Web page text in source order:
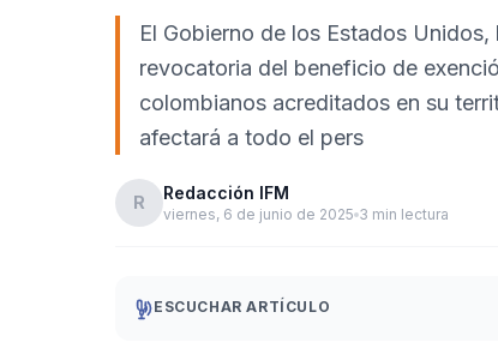
El Gobierno de los Estados
revocatoria del beneficio de
colombianos acreditados en su
afectará a todo el pers
R Redacción IFM
viernes, 6 de junio de 2025 3 min lectura
ESCUCHAR ARTÍCULO